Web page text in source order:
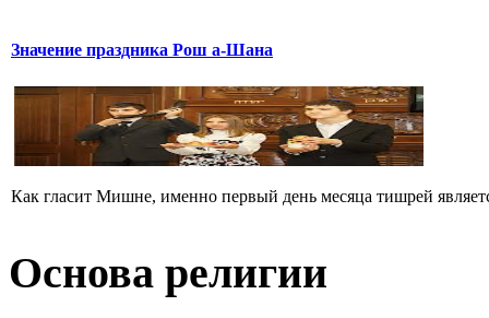
Значение праздника Рош а-Шана
Как гласит Мишне, именно первый день месяца тишрей
Основа религии